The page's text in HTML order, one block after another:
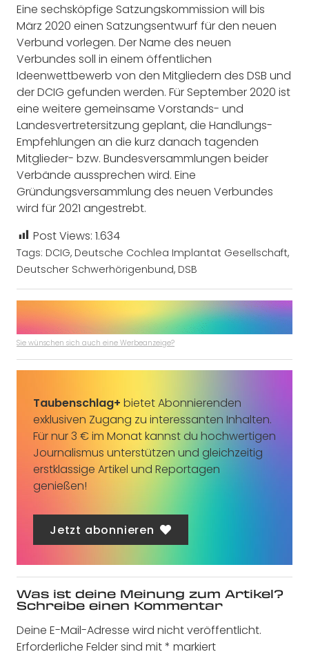
Eine sechsköpfige Satzungskommission will bis
März 2020 einen Satzungsentwurf für den neuen
Verbund vorlegen. Der Name des neuen
Verbundes soll in einem öffentlichen
Ideenwettbewerb von den Mitgliedern des DSB und
der DCIG gefunden werden. Für September 2020 ist
eine weitere gemeinsame Vorstands- und
Landesvertretersitzung geplant, die Handlungs-
Empfehlungen an die kurz danach tagenden
Mitglieder- bzw. Bundesversammlungen beider
Verbände aussprechen wird. Eine
Gründungsversammlung des neuen Verbundes
wird für 2021 angestrebt.
Post Views: 1.634
Tags: DCIG, Deutsche Cochlea Implantat Gesellschaft,
Deutscher Schwerhörigenbund, DSB
Sie wünschen sich auch eine Werbeanzeige?
Taubenschlag+ bietet Abonnierenden
exklusiven Zugang zu interessanten Inhalten.
Für nur 3 € im Monat kannst du hochwertigen
Journalismus unterstützen und gleichzeitig
erstklassige Artikel und Reportagen
genießen!
Jetzt abonnieren
Was ist deine Meinung zum Artikel?
Schreibe einen Kommentar
Deine E-Mail-Adresse wird nicht veröffentlicht.
Erforderliche Felder sind mit* markiert